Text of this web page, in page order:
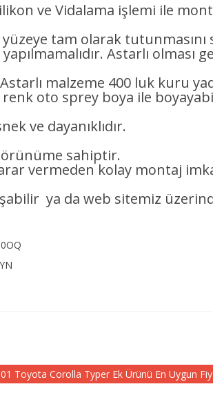
ve Vidalama işlemi ile
tam olarak tutunmasını
Astarlı olması
malzeme 400 luk kuru
oto sprey boya ile
ve dayanıklıdır.
sahiptir.
vermeden kolay montaj
ya da web sitemiz
Toyota Corolla Typer Ek Ürünü En Uygun